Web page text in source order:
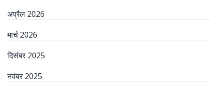
अप्रैल 2026
मार्च 2026
दिसंबर 2025
नवंबर 2025